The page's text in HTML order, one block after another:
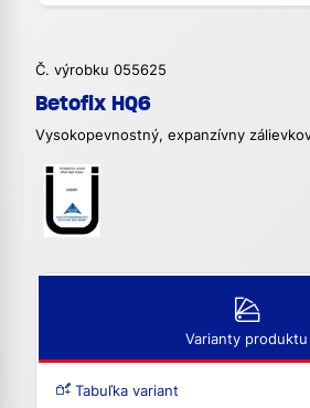
Č. výrobku 055625
Betofix HQ6
Vysokopevnostný, expanzívny
Varianty produktu
Tabuľka variant